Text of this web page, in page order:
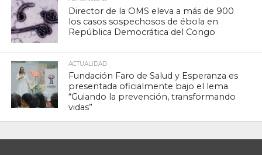
Director de la OMS eleva a más de 900
los casos sospechosos de ébola en
República Democrática del Congo
ACTUALIDAD
Fundación Faro de Salud y Esperanza es
presentada oficialmente bajo el lema
“Guiando la prevención, transformando
vidas”